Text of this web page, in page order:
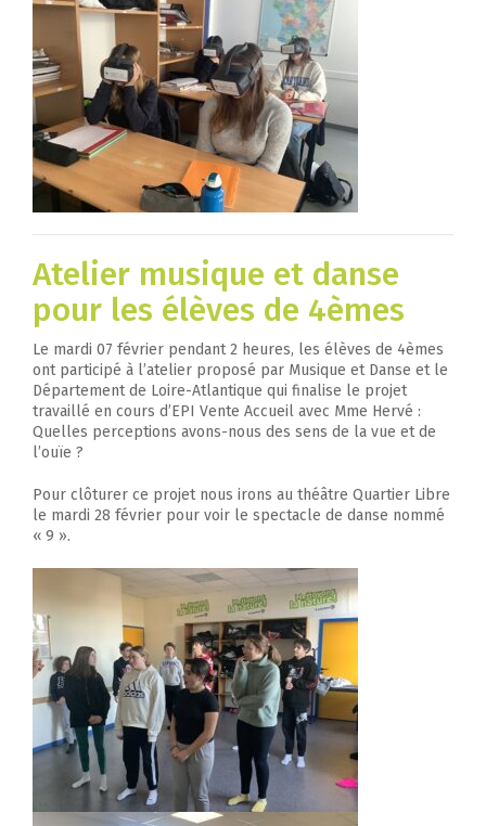
Atelier musique et danse
pour les élèves de 4èmes
Le mardi 07 février pendant 2 heures, les élèves de 4èmes
ont participé à l’atelier proposé par Musique et Danse et le
Département de Loire-Atlantique qui finalise le projet
travaillé en cours d’EPI Vente Accueil avec Mme Hervé :
Quelles perceptions avons-nous des sens de la vue et de
l’ouïe ?
Pour clôturer ce projet nous irons au théâtre Quartier Libre
le mardi 28 février pour voir le spectacle de danse nommé
« 9 ».